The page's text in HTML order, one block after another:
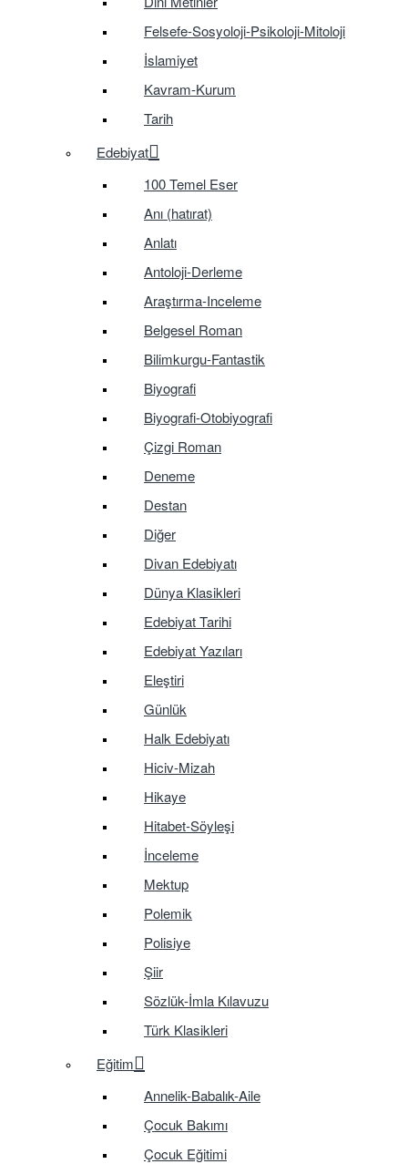
Felsefe-Sosyoloji-Psikoloji-Mitoloji
İslamiyet
Kavram-Kurum
Tarih
Edebiyat
100 Temel Eser
Anı (hatırat)
Anlatı
Antoloji-Derleme
Araştırma-Inceleme
Belgesel Roman
Bilimkurgu-Fantastik
Biyografi
Biyografi-Otobiyografi
Çizgi Roman
Deneme
Destan
Diğer
Divan Edebiyatı
Dünya Klasikleri
Edebiyat Tarihi
Edebiyat Yazıları
Eleştiri
Günlük
Halk Edebiyatı
Hiciv-Mizah
Hikaye
Hitabet-Söyleşi
İnceleme
Mektup
Polemik
Polisiye
Şiir
Sözlük-İmla Kılavuzu
Türk Klasikleri
Eğitim
Annelik-Babalık-Aile
Çocuk Bakımı
Çocuk Eğitimi